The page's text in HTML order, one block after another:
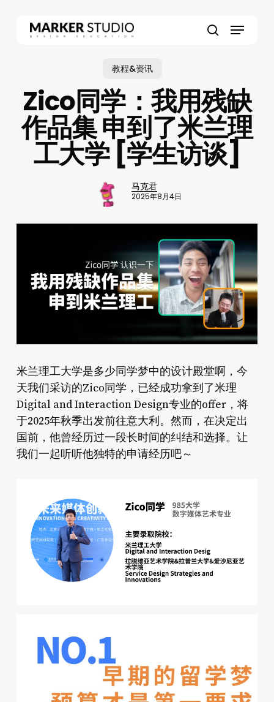
Menu
教程&资讯
Zico同学：我用残缺
作品集 申到了米兰理
工大学 [学生访谈]
马克君
2025年8月4日
米兰理工大学是多少同学梦中的设计殿堂啊，今
天我们采访的Zico同学，已经成功拿到了米理
Digital and Interaction Design专业的offer，将
于2025年秋季出发前往意大利。然而，在决定出
国前，他曾经历过一段长时间的纠结和选择。让
我们一起听听他独特的申请经历吧～